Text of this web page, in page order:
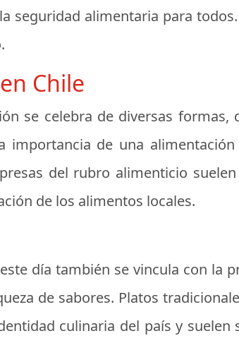
seguridad alimentaria para
Chile
se celebra de diversas formas,
importancia de una
del rubro alimenticio
de los alimentos locales.
día también se vincula con la
de sabores. Platos
culinaria del país y suelen